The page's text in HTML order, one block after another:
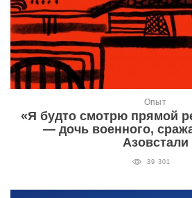
Опыт
«Я будто смотрю прямой
— дочь военного,
Азовстали
39 301